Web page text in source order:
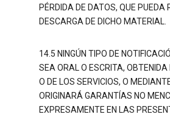
PÉRDIDA DE DATOS, QUE PUEDA
DESCARGA DE DICHO MATERIAL.
14.5 NINGÚN TIPO DE
SEA ORAL O ESCRITA, OBTENIDA
O DE LOS SERVICIOS, O
ORIGINARÁ GARANTÍAS NO
EXPRESAMENTE EN LAS